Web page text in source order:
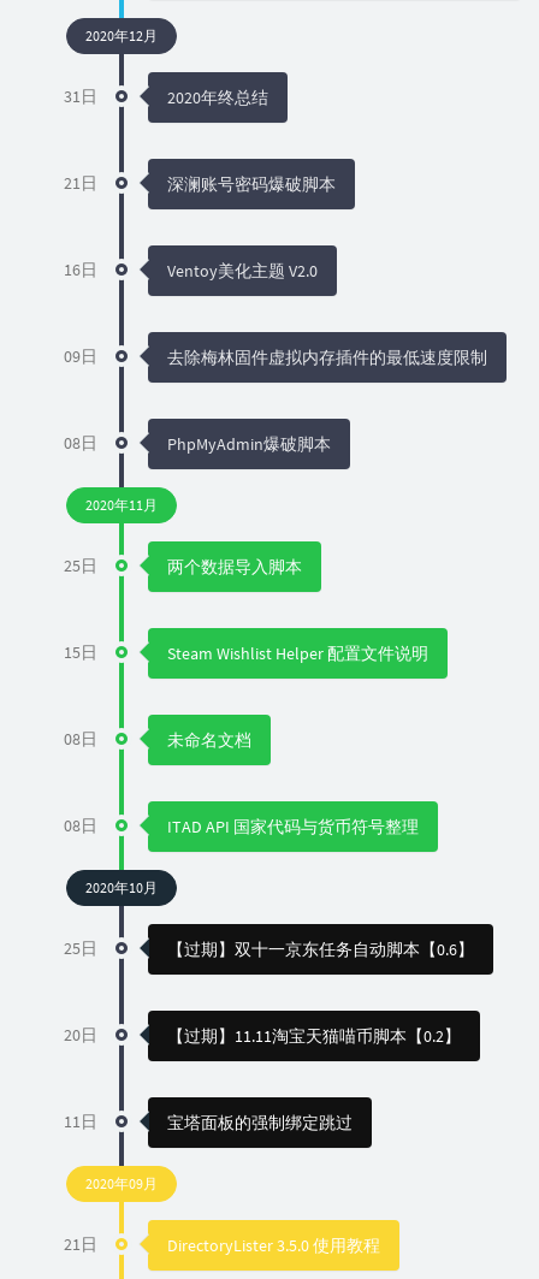
2020年12月
31日 2020年终总结
21日 深澜账号密码爆破脚本
16日 Ventoy美化主题 V2.0
09日 去除梅林固件虚拟内存插件的最低速度限制
08日 PhpMyAdmin爆破脚本
2020年11月
25日 两个数据导入脚本
15日 Steam Wishlist Helper 配置文件说明
08日 未命名文档
08日 ITAD API 国家代码与货币符号整理
2020年10月
25日 【过期】双十一京东任务自动脚本【0.6】
20日 【过期】11.11淘宝天猫喵币脚本【0.2】
11日 宝塔面板的强制绑定跳过
2020年09月
21日 DirectoryLister 3.5.0 使用教程